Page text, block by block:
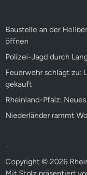
Baustelle an der
öffnen
Polizei-Jagd durch
Feuerwehr schlägt zu:
gekauft
Rheinland-Pfalz:
Niederländer rammt
Copyright © 2026